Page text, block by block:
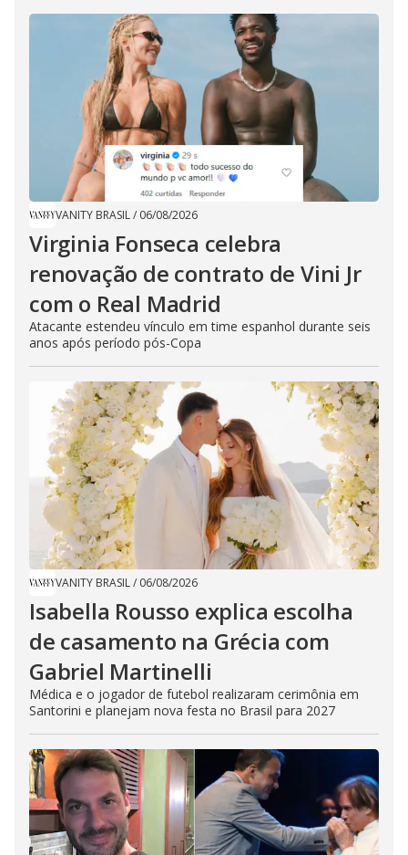
VANITY BRASIL/ 06/08/2026
Virginia Fonseca celebra
renovação de contrato de Vini Jr
com o Real Madrid
Atacante estendeu vínculo em time espanhol durante seis
anos após período pós-Copa
VANITY BRASIL/ 06/08/2026
Isabella Rousso explica escolha
de casamento na Grécia com
Gabriel Martinelli
Médica e o jogador de futebol realizaram cerimônia em
Santorini e planejam nova festa no Brasil para 2027